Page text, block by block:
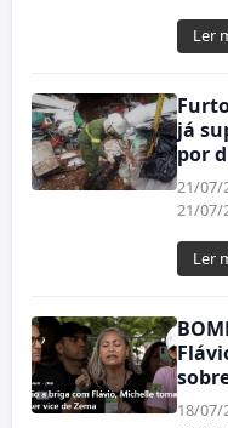
Ler
já
por
21/07/
21/07/
Ler
18/07/